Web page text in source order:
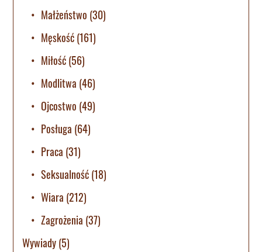
Małżeństwo (30)
Męskość(161)
Miłość(56)
Modlitwa (46)
Ojcostwo (49)
Posługa (64)
Praca (31)
Seksualność(18)
Wiara (212)
Zagrożenia (37)
Wywiady(5)